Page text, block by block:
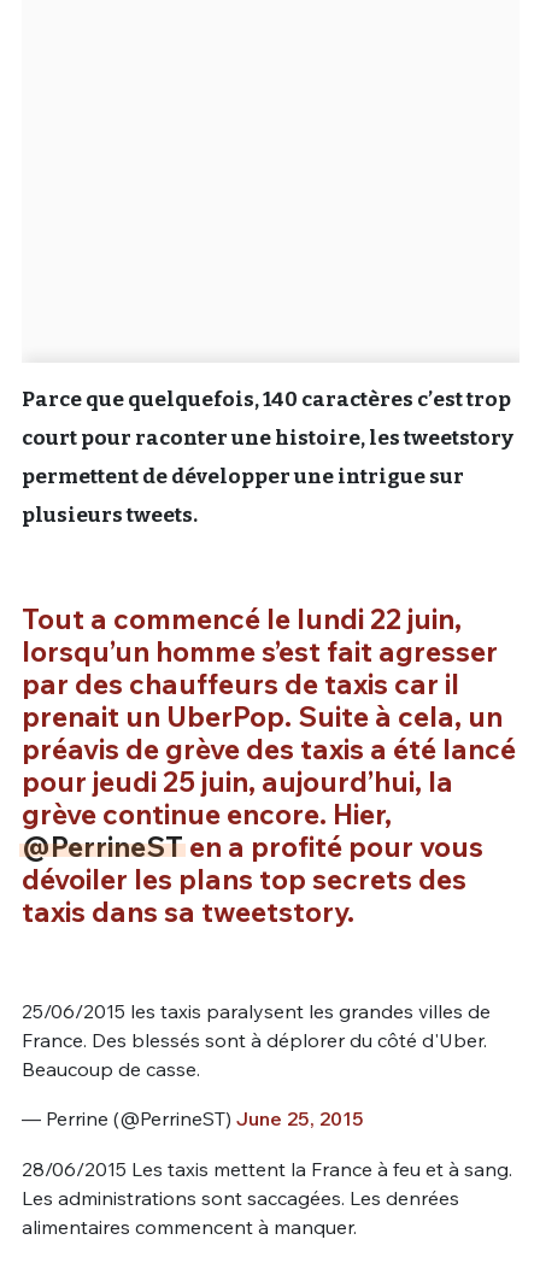
Parce que quelquefois, 140 caractères c’est trop
court pour raconter une histoire, les tweetstory
permettent de développer une intrigue sur
plusieurs tweets.
Tout a commencé le lundi 22 juin,
lorsqu’un homme s’est fait agresser
par des chauffeurs de taxis car il
prenait un UberPop. Suite à cela, un
préavis de grève des taxis a été lancé
pour jeudi 25 juin, aujourd’hui, la
grève continue encore. Hier,
@PerrineSTen a profité pour vous
dévoiler les plans top secrets des
taxis dans sa tweetstory.
25/06/2015 les taxis paralysent les grandes villes de
France. Des blessés sont à déplorer du côté d'Uber.
Beaucoup de casse.
— Perrine (@PerrineST) June 25, 2015
28/06/2015 Les taxis mettent la France à feu et à sang.
Les administrations sont saccagées. Les denrées
alimentaires commencent à manquer.